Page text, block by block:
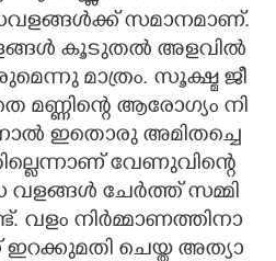
സ​മാ​ന​മാ​ണ്.
കൂ​ടു​ത​ൽ​ അ​ള​വി​ൽ​
മാ​ത്രം​. സൂ​ക്ഷ്മ​ ജീ​
മ​ണ്ണി​ന്റെ​ ആ​രോ​ഗ്യം​ നി​
ഇ​തൊ​രു​ അ​മി​ത​ച്ചെ​
വേ​ണു​വി​ന്റെ​
ചേ​ർ​ത്ത് സ​മ്മി​
വ​ളം​ നി​ർ​മ്മാ​ണ​ത്തി​നാ​
ഇ​റ​ക്കു​മ​തി​ ചെ​യ്ത​ അ​ത്യാ​